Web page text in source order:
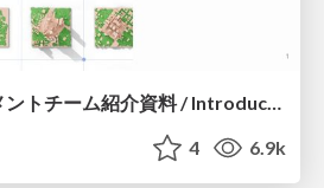
エムスリーマネジメントチーム紹介資料 / Introduction of M3 Management Team
4 6.9k